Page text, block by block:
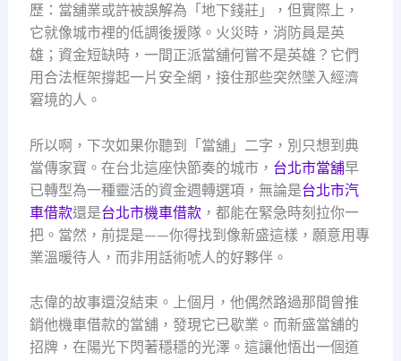
歷：當舖業或許被誤解為「地下錢莊」，但實際上，
它就像城市裡的低調後援隊。火災時，消防員是英
雄；資金短缺時，一間正派當舖何嘗不是英雄？它們
用合法框架撐起一片安全網，接住那些突然墜入經濟
窘境的人。
所以啊，下次如果你聽到「當舖」二字，別只想到典
當傳家寶。在台北這座快節奏的城市， 台北市當舖早
已轉型為一種靈活的資金週轉選項，無論是台北市汽
車借款還是台北市機車借款，都能在緊急時刻拉你一
把。當然，前提是——你得找到像新盛這樣，願意用專
業溫暖待人，而非用話術唬人的好夥伴。
志偉的故事還沒結束。上個月，他偶然路過那間曾推
銷他機車借款的當舖，發現它已歇業。而新盛當舖的
招牌，在陽光下閃著穩穩的光澤。這讓他悟出一個道